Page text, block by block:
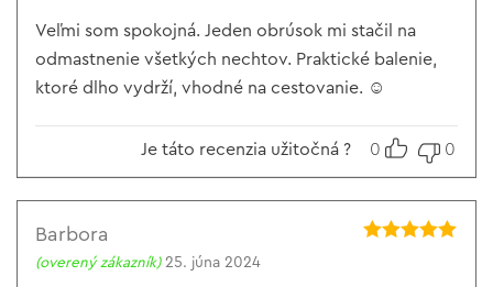
Veľmi som spokojná. Jeden obrúsok mi stačil na
odmastnenie všetkých nechtov. Praktické balenie,
ktoré dlho vydrží, vhodné na cestovanie. ☺️
Je táto recenzia užitočná ? 0 0
Barbora
(overený zákazník) 25. júna 2024